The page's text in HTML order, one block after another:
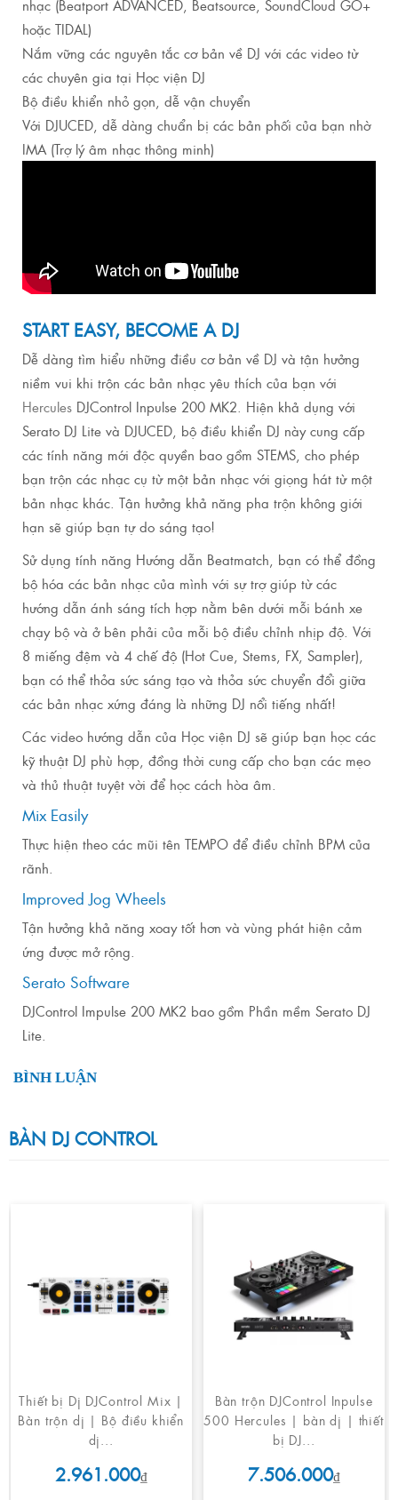
nhạc (Beatport ADVANCED, Beatsource, SoundCloud GO+
hoặc TIDAL)
Nắm vững các nguyên tắc cơ bản về DJ với các video từ
các chuyên gia tại Học viện DJ
Bộ điều khiển nhỏ gọn, dễ vận chuyển
Với DJUCED, dễ dàng chuẩn bị các bản phối của bạn nhờ
IMA (Trợ lý âm nhạc thông minh)
START EASY, BECOME A DJ
Dễ dàng tìm hiểu những điều cơ bản về DJ và tận hưởng
niềm vui khi trộn các bản nhạc yêu thích của bạn với
Hercules DJControl Inpulse 200 MK2. Hiện khả dụng với
Serato DJ Lite và DJUCED, bộ điều khiển DJ này cung cấp
các tính năng mới độc quyền bao gồm STEMS, cho phép
bạn trộn các nhạc cụ từ một bản nhạc với giọng hát từ một
bản nhạc khác. Tận hưởng khả năng pha trộn không giới
hạn sẽ giúp bạn tự do sáng tạo!
Sử dụng tính năng Hướng dẫn Beatmatch, bạn có thể đồng
bộ hóa các bản nhạc của mình với sự trợ giúp từ các
hướng dẫn ánh sáng tích hợp nằm bên dưới mỗi bánh xe
chạy bộ và ở bên phải của mỗi bộ điều chỉnh nhịp độ. Với
8 miếng đệm và 4 chế độ (Hot Cue, Stems, FX, Sampler),
bạn có thể thỏa sức sáng tạo và thỏa sức chuyển đổi giữa
các bản nhạc xứng đáng là những DJ nổi tiếng nhất!
Các video hướng dẫn của Học viện DJ sẽ giúp bạn học các
kỹ thuật DJ phù hợp, đồng thời cung cấp cho bạn các mẹo
và thủ thuật tuyệt vời để học cách hòa âm.
Mix Easily
Thực hiện theo các mũi tên TEMPO để điều chỉnh BPM của
rãnh.
Improved Jog Wheels
Tận hưởng khả năng xoay tốt hơn và vùng phát hiện cảm
ứng được mở rộng.
Serato Software
DJControl Impulse 200 MK2 bao gồm Phần mềm Serato DJ
Lite.
BÌNH LUẬN
BÀN DJ CONTROL
Thiết bị Dj DJControl Mix |
Bàn trộn dj | Bộ điều khiển
dj...
2.961.000₫
Bàn trộn DJControl Inpulse
500 Hercules | bàn dj | thiết
bị DJ...
7.506.000₫